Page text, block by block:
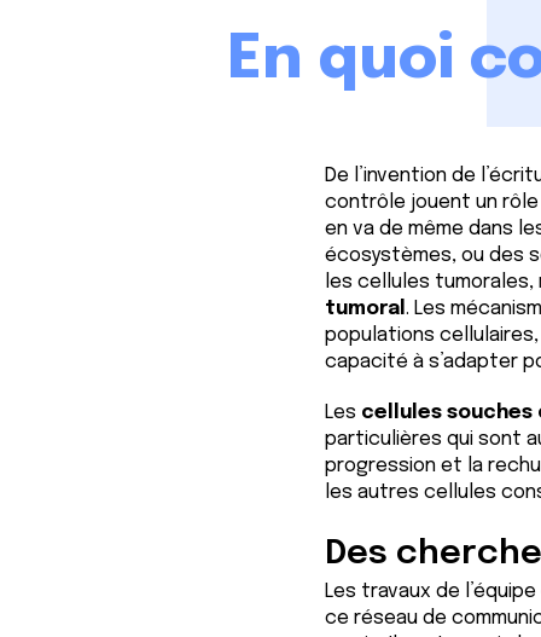
En quoi
De l’invention de
contrôle jouent un
en va de même dans
écosystèmes, ou des
les cellules
tumoral . Les
populations
capacité à s’adapter
Les cellules souches
particulières qui sont
progression et la
les autres cellules
Des
Les travaux de
ce réseau de